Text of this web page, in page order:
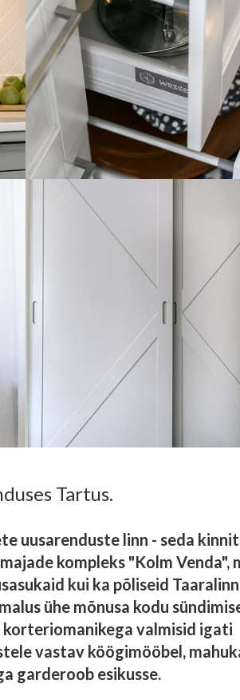
Tartus.
uusarenduste linn - seda
kompleks "Kolm Venda",
kui ka põliseid
ühe mõnusa kodu
valmisid igati
vastav köögimööbel,
garderoob esikusse.